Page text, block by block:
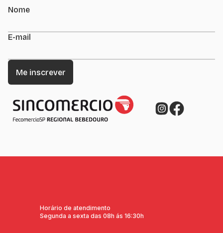
Nome
E-mail
Horário de atendimento
Segunda a sexta das 08h ás 16:30h